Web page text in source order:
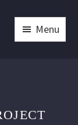
Menu